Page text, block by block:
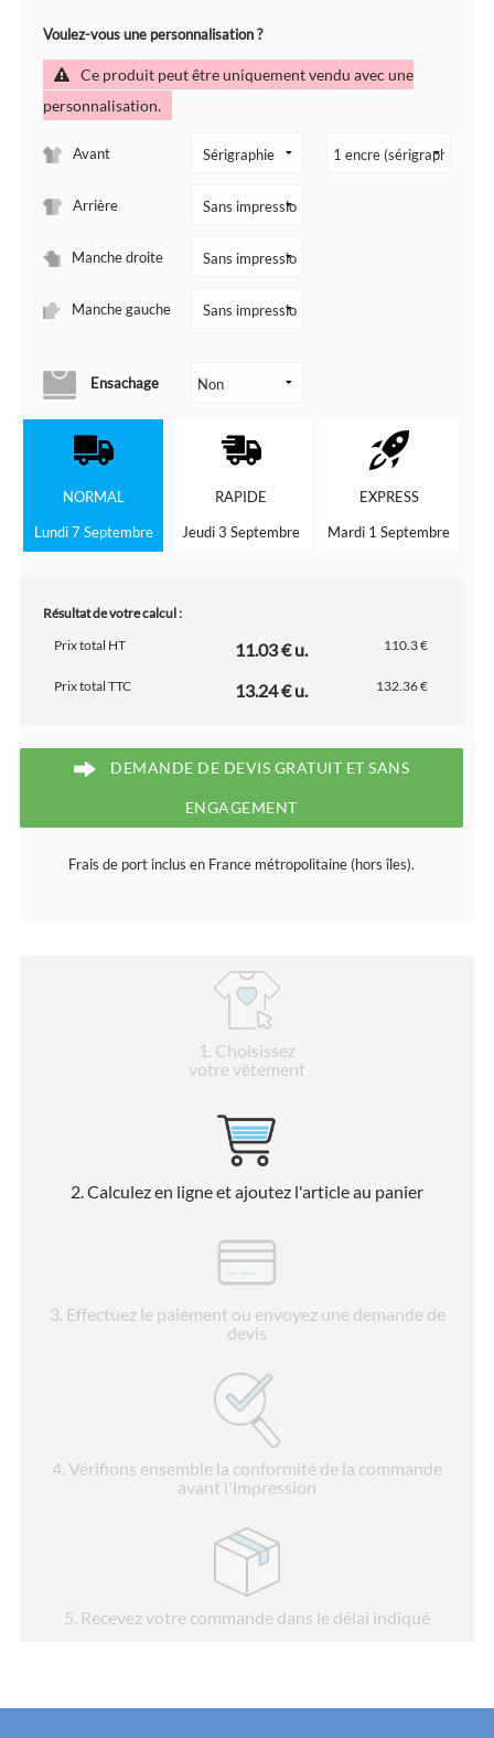
Voulez-vous une personnalisation ?
Ce produit peut être uniquement vendu avec une
personnalisation.
Avant
Arrière
Manche droite
Manche gauche
Ensachage
NORMAL
Lundi 7 Septembre
RAPIDE
Jeudi 3 Septembre
EXPRESS
Mardi 1 Septembre
Résultat de votre calcul :
Prix total HT
11.03 € u. 110.3 €
Prix total TTC 13.24 € u. 132.36 €
DEMANDE DE DEVIS GRATUIT ET SANS
ENGAGEMENT
Frais de port inclus en France métropolitaine (hors îles).
1 . Choisissez
votre vêtement
2. Calculez en ligne et ajoutez l'article au panier
3. Effectuez le paiement ou envoyez une demande de
devis
4 . Vérifions ensemble la conformité de la commande
avant l'impression
5. Recevez votre commande dans le délai indiqué